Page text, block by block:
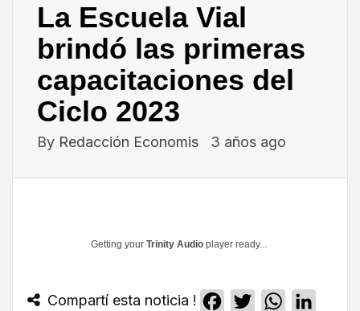
La Escuela Vial
brindó las primeras
capacitaciones del
Ciclo 2023
By Redacción Economis 3 años ago
Getting your Trinity Audio player ready...
Compartí esta noticia ! Facebook
TwitterWhatsApp